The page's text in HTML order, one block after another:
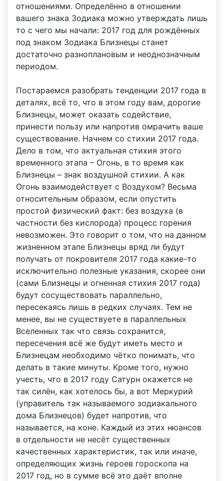
отношениями. Определённо в отношении
вашего знака Зодиака можно утверждать лишь
то с чего мы начали: 2017 год для рождённых
под знаком Зодиака Близнецы станет
достаточно разноплановым и неоднозначным
периодом.
Постараемся разобрать тенденции 2017 года в
деталях, всё то, что в этом году вам, дорогие
Близнецы, может оказать содействие,
принести пользу или напротив омрачить ваше
существование. Начнем со стихии 2017 года.
Дело в том, что актуальная стихия этого
временного этапа – Огонь, в то время как
Близнецы – знак воздушной стихии. А как
Огонь взаимодействует с Воздухом? Весьма
относительным образом, если опустить
простой физический факт: без воздуха (в
частности без кислорода) процесс горения
невозможен. Это говорит о том, что на данном
жизненном этапе Близнецы вряд ли будут
получать от покровителя 2017 года какие-то
исключительно полезные указания, скорее они
(сами Близнецы и огненная стихия 2017 года)
будут сосуществовать параллельно,
пересекаясь лишь в редких случаях. Тем не
менее, вы не существуете в параллельных
Вселенных так что связь сохранится,
пересечения всё же будут иметь место и
Близнецам необходимо чётко понимать, что
делать в такие минуты. Кроме того, нужно
учесть, что в 2017 году Сатурн окажется не
так силён, как хотелось бы, а вот Меркурий
(управитель так называемого зодиакального
дома Близнецов) будет напротив, что
называется, на коне. Каждый из этих нюансов
в отдельности не несёт существенных
качественных характеристик, так или иначе,
определяющих жизнь героев гороскопа на
2017 год, но в сумме всё это даёт вполне